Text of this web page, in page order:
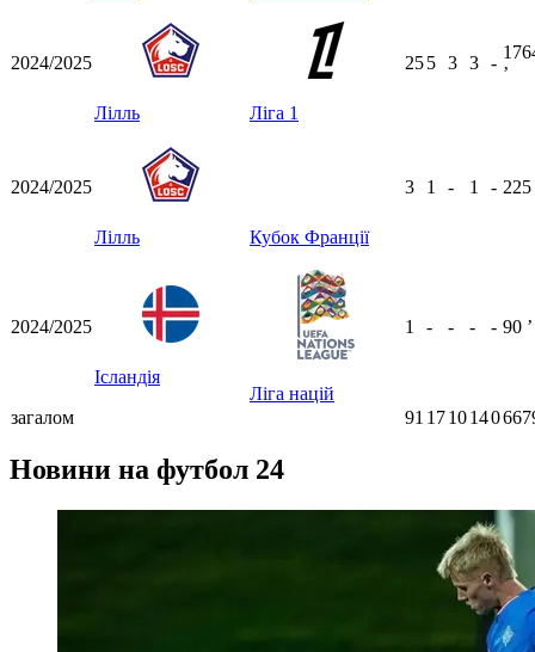
2024/2025
Лілль Ліга 1
255 3 3 -
ʼ
2024/2025
Лілль Кубок Франції
3 1 - 1 - 225
2024/2025
Ісландія
Ліга націй
1 - - - - 90 ʼ
загалом 91 1710140
Новини на футбол 24